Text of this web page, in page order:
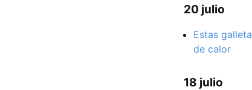
20 julio
Estas
de calor
18 julio